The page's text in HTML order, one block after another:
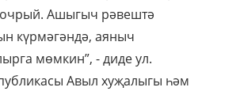
Ашыгыч рәвештә
күрмәгәндә, аяныч
мөмкин”, - диде ул.
Авыл хуҗалыгы һәм